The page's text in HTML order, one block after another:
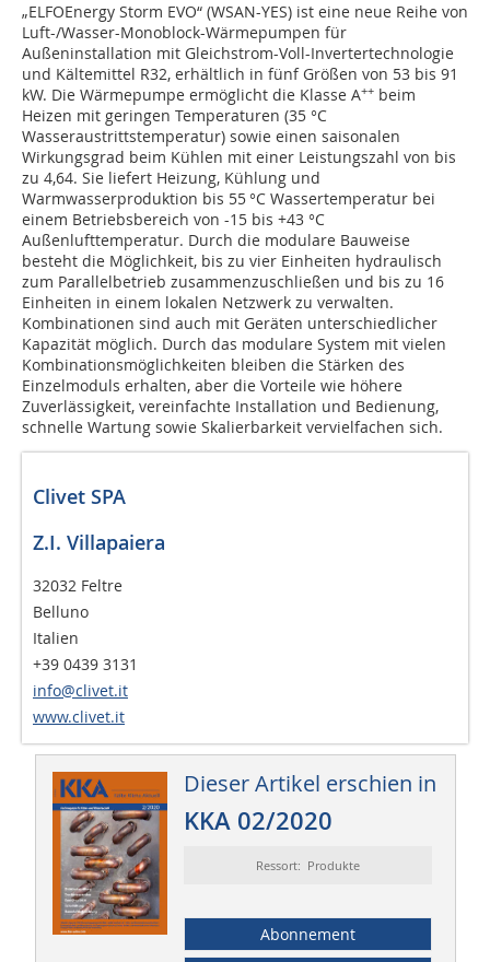
„ELFOEnergy Storm EVO“ (WSAN-YES) ist eine neue Reihe von
Luft-/Wasser-Monoblock-Wärmepumpen für
Außeninstallation mit Gleichstrom-Voll-Invertertechnologie
und Kältemittel R32, erhältlich in fünf Größen von 53 bis 91
kW. Die Wärmepumpe ermöglicht die Klasse A++ beim
Heizen mit geringen Temperaturen (35 °C
Wasseraustrittstemperatur) sowie einen saisonalen
Wirkungsgrad beim Kühlen mit einer Leistungszahl von bis
zu 4,64. Sie liefert Heizung, Kühlung und
Warmwasserproduktion bis 55 °C Wassertemperatur bei
einem Betriebsbereich von -15 bis +43 °C
Außenlufttemperatur. Durch die modulare Bauweise
besteht die Möglichkeit, bis zu vier Einheiten hydraulisch
zum Parallelbetrieb zusammenzuschließen und bis zu 16
Einheiten in einem lokalen Netzwerk zu verwalten.
Kombinationen sind auch mit Geräten unterschiedlicher
Kapazität möglich. Durch das modulare System mit vielen
Kombinationsmöglichkeiten bleiben die Stärken des
Einzelmoduls erhalten, aber die Vorteile wie höhere
Zuverlässigkeit, vereinfachte Installation und Bedienung,
schnelle Wartung sowie Skalierbarkeit vervielfachen sich.
Clivet SPA
Z.I. Villapaiera
32032 Feltre
Belluno
Italien
+39 0439 3131
info@clivet.it
www.clivet.it
Dieser Artikel erschien in
KKA 02/2020
Ressort: Produkte
Abonnement